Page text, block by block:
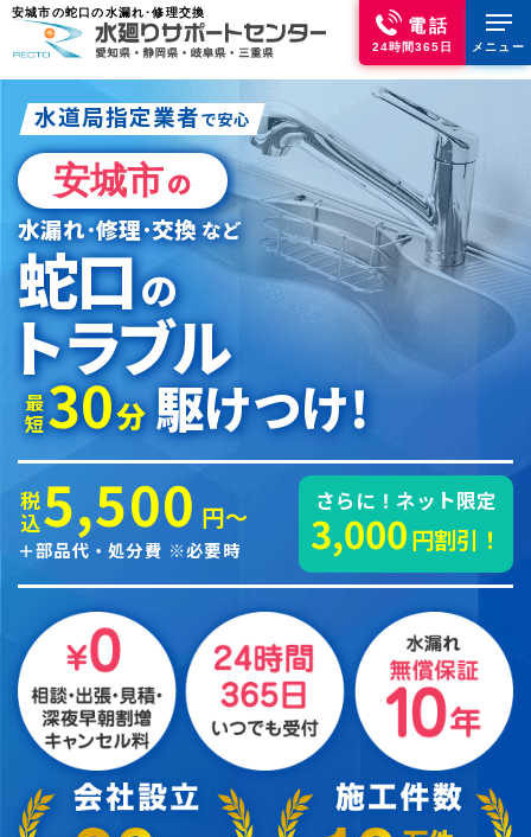
安城市の蛇口の水漏れ･修理交換
電話
24時間365日 メニュー
水道局指定業者 で安心
安城市の
水漏れ･修理･交換 など
蛇口の
トラブル
最短30分 駆けつけ!
税込5,500 円～
＋部品代・処分費 ※必要時
さらに！ネット限定
3,000 円割引！